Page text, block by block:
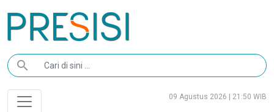
search
09 Agustus 2026 | 21:50 WIB